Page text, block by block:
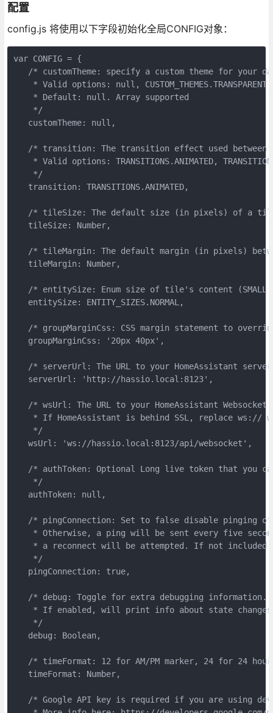
配置
config.js 将使用以下字段初始化全局CONFIG对象：
var CONFIG = {
/* customTheme: specify a custom theme for your
* Valid options: null,
    * Default: null. Array supported
    */
   customTheme: null,
/* transition: The transition effect used between
* Valid options: TRANSITIONS.ANIMATED,
    */
   transition: TRANSITIONS.ANIMATED,
/* tileSize: The default size (in pixels) of a
   tileSize: Number,
/* tileMargin: The default margin (in pixels)
   tileMargin: Number,
/* entitySize: Enum size of tile's content
   entitySize: ENTITY_SIZES.NORMAL,
/* groupMarginCss: CSS margin statement to
   groupMarginCss: '20px 40px',
/* serverUrl: The URL to your HomeAssistant
   serverUrl: 'http://hassio.local:8123',
/* wsUrl: The URL to your HomeAssistant Websocket
* If HomeAssistant is behind SSL, replace ws://
    */
   wsUrl: 'ws://hassio.local:8123/api/websocket',
/* authToken: Optional Long live token that you
    */
   authToken: null,
/* pingConnection: Set to false disable pinging
* Otherwise, a ping will be sent every five
* a reconnect will be attempted. If not
    */
   pingConnection: true,
   /* debug: Toggle for extra debugging information.
* If enabled, will print info about state
    */
   debug: Boolean,
/* timeFormat: 12 for AM/PM marker, 24 for 24
   timeFormat: Number,
/* Google API key is required if you are using